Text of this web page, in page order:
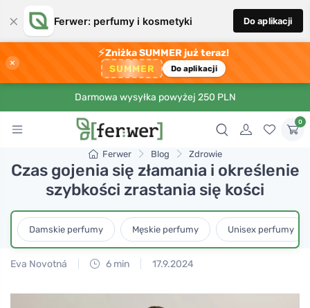
× Ferwer: perfumy i kosmetyki Do aplikacji
×
⚡Zniżka SUMMER już teraz!
SUMMER Do aplikacji
Darmowa wysyłka powyżej 250 PLN
0
Ferwer Blog Zdrowie
Czas gojenia się złamania i określenie
szybkości zrastania się kości
Damskie perfumy Męskie perfumy Unisex perfumy
Eva Novotná 6 min 17.9.2024